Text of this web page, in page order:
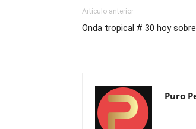
Artículo anterior
Onda tropical # 30 hoy
Puro